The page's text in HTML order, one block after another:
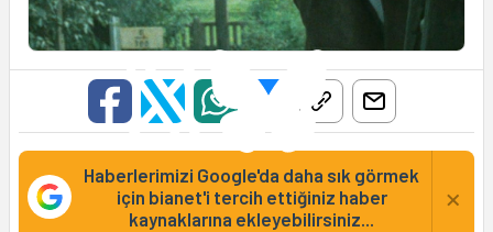
Haberlerimizi Google'da daha sık görmek
için bianet'i tercih ettiğiniz haber
kaynaklarına ekleyebilirsiniz...
×